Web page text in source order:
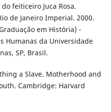
feiticeiro Juca Rosa.
de Janeiro Imperial. 2000.
em História) -
Humanas da Universidade
SP, Brasil.
a Slave. Motherhood and
Cambridge: Harvard